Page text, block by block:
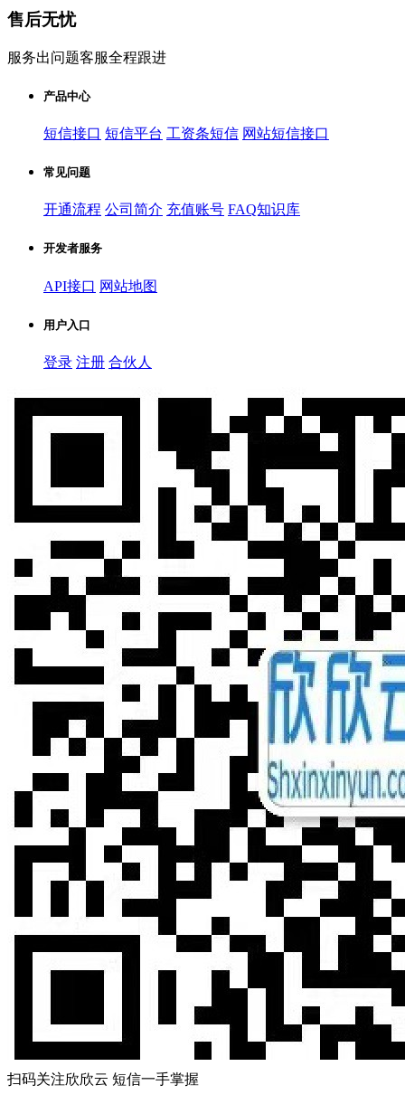
售后无忧
服务出问题客服全程跟进
产品中心
短信接口 短信平台 工资条短信 网站短信接口
常见问题
开通流程 公司简介 充值账号 FAQ知识库
开发者服务
API接口 网站地图
用户入口
登录 注册 合伙人
扫码关注欣欣云 短信一手掌握